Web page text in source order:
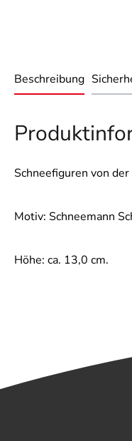
Beschreibung
Schneefiguren von
Motiv: Schneemann
Höhe: ca. 13,0 cm.